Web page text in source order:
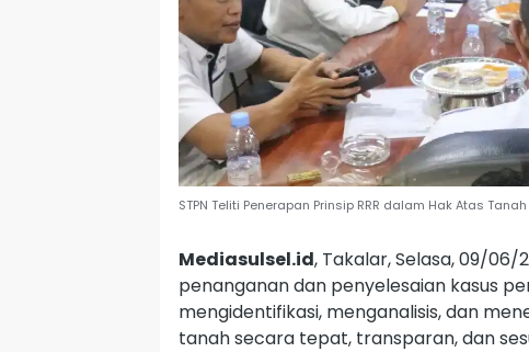
STPN Teliti Penerapan Prinsip RRR dalam Hak Atas
Mediasulsel.id, Takalar, Selasa, 09/
penanganan dan penyelesaian kasus
mengidentifikasi, menganalisis, dan
tanah secara tepat, transparan, dan